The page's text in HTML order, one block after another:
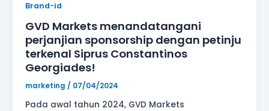
Brand-id
GVD Markets menandatangani
perjanjian sponsorship dengan petinju
terkenal Siprus Constantinos
Georgiades!
marketing / 07/04/2024
Pada awal tahun 2024, GVD Markets